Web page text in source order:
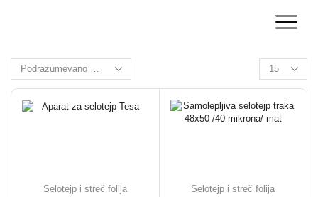
Selotejp i streč folija Selotejp i streč folija